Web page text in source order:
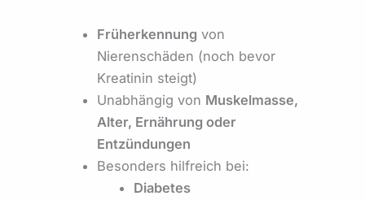
Früherkennung von
Nierenschäden (noch bevor
Kreatinin steigt)
Unabhängig von Muskelmasse,
Alter, Ernährung oder
Entzündungen
Besonders hilfreich bei:
Diabetes